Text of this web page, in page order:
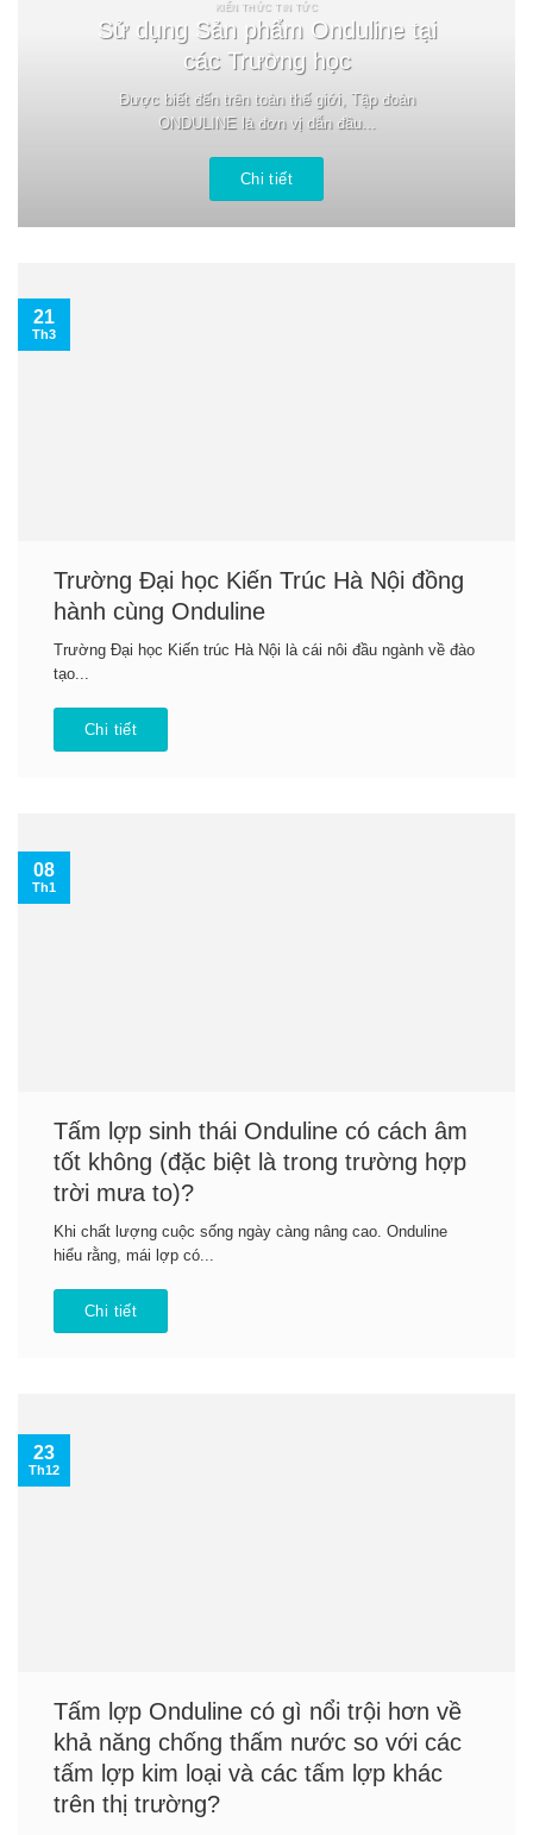
KIẾN THỨC TIN TỨC
Sử dụng Sản phẩm Onduline tại
các Trường học
Được biết đến trên toàn thế giới, Tập đoàn
ONDULINE là đơn vị dẫn đầu...
Chi tiết
Trường Đại học Kiến Trúc Hà Nội đồng
hành cùng Onduline
Trường Đại học Kiến trúc Hà Nội là cái nôi đầu ngành về đào
tạo...
Chi tiết
21
Th3
Tấm lợp sinh thái Onduline có cách âm
tốt không (đặc biệt là trong trường hợp
trời mưa to)?
Khi chất lượng cuộc sống ngày càng nâng cao. Onduline
hiểu rằng, mái lợp có...
Chi tiết
08
Th1
Tấm lợp Onduline có gì nổi trội hơn về
khả năng chống thấm nước so với các
tấm lợp kim loại và các tấm lợp khác
trên thị trường?
23
Th12